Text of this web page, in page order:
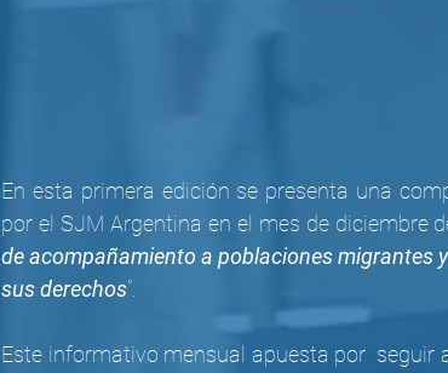
En esta primera edición se presenta una
por el SJM Argentina en el mes de diciembre
de acompañamiento a poblaciones migrantes
sus derechos”.
Este informativo mensual apuesta por  seguir